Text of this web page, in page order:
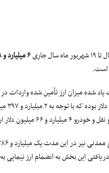
جاری ۶ میلیارد و ۷۸۸ میلیون دلار
است.
شده میزان ارز تأمین شده واردات
دلار ارز دریافت کرده است.
به انضمام ارز نیمایی به ۳ میلیارد و ۱۵۲ میلیون دلار رسیده